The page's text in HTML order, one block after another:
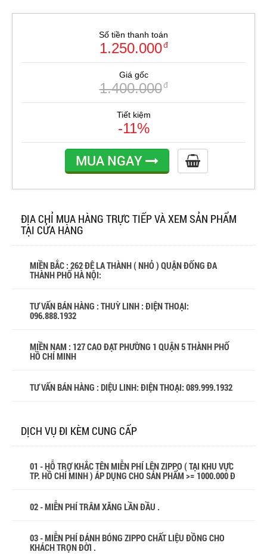
Số tiền thanh toán
1.250.000đ
Giá gốc
1.400.000đ
Tiết kiệm
-11%
MUA NGAY
ĐỊA CHỈ MUA HÀNG TRỰC TIẾP VÀ XEM SẢN PHẨM
TẠI CỬA HÀNG
MIỀN BẮC : 262 ĐÊ LA THÀNH ( NHỎ ) QUẬN ĐỐNG ĐA
THÀNH PHỐ HÀ NỘI:
TƯ VẤN BÁN HÀNG : THUỲ LINH : ĐIỆN THOẠI:
096.888.1932
MIỀN NAM : 127 CAO ĐẠT PHƯỜNG 1 QUẬN 5 THÀNH PHỐ
HỒ CHÍ MINH
TƯ VẤN BÁN HÀNG : DIỆU LINH: ĐIỆN THOẠI: 089.999.1932
DỊCH VỤ ĐI KÈM CUNG CẤP
01 - HỖ TRỢ KHẮC TÊN MIỄN PHÍ LÊN ZIPPO ( TẠI KHU VỰC
TP. HỒ CHÍ MINH ) ÁP DỤNG CHO SẢN PHẨM >= 1000.000 Đ
02 - MIỄN PHÍ TRÂM XĂNG LẦN ĐẦU .
03 - MIỄN PHÍ ĐÁNH BÓNG ZIPPO CHẤT LIỆU ĐỒNG CHO
KHÁCH TRỌN ĐỜI .